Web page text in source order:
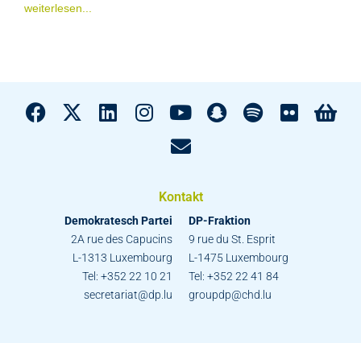
weiterlesen...
Kontakt
Demokratesch Partei
2A rue des Capucins
L-1313 Luxembourg
Tel: +352 22 10 21
secretariat@dp.lu
DP-Fraktion
9 rue du St. Esprit
L-1475 Luxembourg
Tel: +352 22 41 84
groupdp@chd.lu